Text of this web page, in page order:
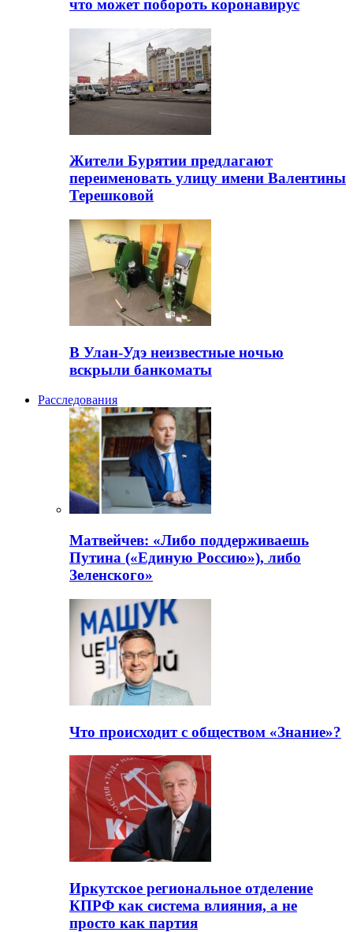
что может побороть коронавирус
Жители Бурятии предлагают
переименовать улицу имени Валентины
Терешковой
В Улан-Удэ неизвестные ночью
вскрыли банкоматы
Расследования
Матвейчев: «Либо поддерживаешь
Путина («Единую Россию»), либо
Зеленского»
Что происходит с обществом «Знание»?
Иркутское региональное отделение
КПРФ как система влияния, а не
просто как партия